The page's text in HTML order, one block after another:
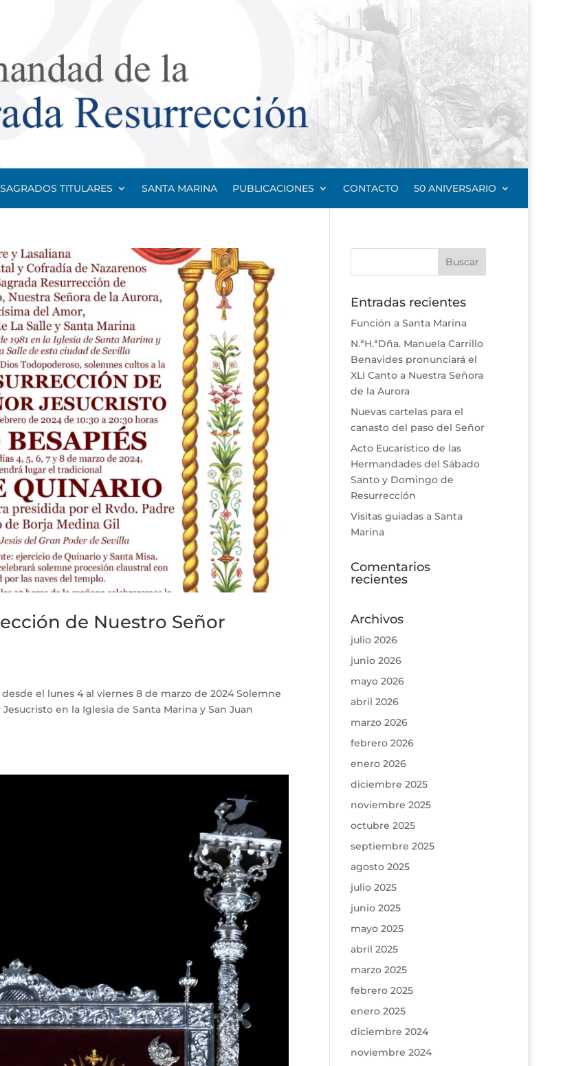
SAGRADOS TITULARES SANTA MARINA PUBLICACIONES CONTACTO 50 ANIVERSARIO
de Nuestro Señor
el lunes 4 al viernes 8 de marzo de 2024 Solemne
en la Iglesia de Santa Marina y San Juan
Entradas recientes
Función a Santa Marina
N.ªH.ªDña. Manuela Carrillo
Benavides pronunciará el
XLI Canto a Nuestra Señora
de la Aurora
Nuevas cartelas para el
canasto del paso del Señor
Acto Eucarístico de las
Hermandades del Sábado
Santo y Domingo de
Resurrección
Visitas guiadas a Santa
Marina
Comentarios
recientes
Archivos
julio 2026
junio 2026
mayo 2026
abril 2026
marzo 2026
febrero 2026
enero 2026
diciembre 2025
noviembre 2025
octubre 2025
septiembre 2025
agosto 2025
julio 2025
junio 2025
mayo 2025
abril 2025
marzo 2025
febrero 2025
enero 2025
diciembre 2024
noviembre 2024